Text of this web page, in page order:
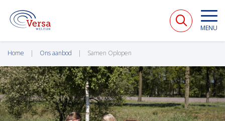
VERSA WELZIJN MENU
Home Ons aanbod Samen Oplopen